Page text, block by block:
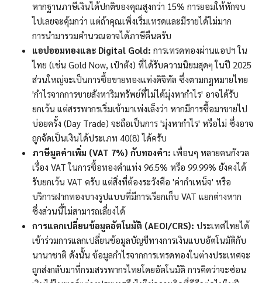
หากฐานภาษีเงินได้ปกติของคุณสูงกว่า 15% การยอมให้หักจบ
ไปเลยจะคุ้มกว่า แต่ถ้าคุณเพิ่งเริ่มเทรดและมีรายได้ไม่มาก
การนำมารวมคำนวณอาจได้ภาษีคืนครับ
แอปออมทองและ Digital Gold: การเทรดทองผ่านแอปฯ ใน
ไทย (เช่น Gold Now, เป๋าตัง) ที่ได้รับความนิยมสุดๆ ในปี 2025
ส่วนใหญ่จะเป็นการซื้อขายทองแท่งดิจิทัล ซึ่งตามกฎหมายไทย
'กำไรจากการขายสังหาริมทรัพย์ที่ไม่ได้มุ่งหากำไร' อาจได้รับ
ยกเว้น แต่สรรพากรเริ่มเข้ามาเพ่งเล็งว่า หากมีการซื้อมาขายไป
บ่อยครั้ง (Day Trade) จะถือเป็นการ 'มุ่งหากำไร' หรือไม่ ซึ่งอาจ
ถูกจัดเป็นเงินได้ประเภท 40(8) ได้ครับ
ภาษีมูลค่าเพิ่ม (VAT 7%) กับทองคำ: เพื่อนๆ หลายคนกังวล
เรื่อง VAT ในการซื้อทองคำแท่ง 96.5% หรือ 99.99% ยังคงได้
รับยกเว้น VAT ครับ แต่สิ่งที่ต้องระวังคือ 'ค่ากำเหน็จ' หรือ
บริการฝากทองบางรูปแบบที่มีการเรียกเก็บ VAT แยกต่างหาก
ซึ่งส่วนนี้ไม่สามารถเลี่ยงได้
การแลกเปลี่ยนข้อมูลอัตโนมัติ (AEOI/CRS): ประเทศไทยได้
เข้าร่วมการแลกเปลี่ยนข้อมูลบัญชีทางการเงินแบบอัตโนมัติกับ
นานาชาติ ดังนั้น ข้อมูลกำไรจากการเทรดทองในต่างประเทศจะ
ถูกส่งกลับมาที่กรมสรรพากรไทยโดยอัตโนมัติ การคิดว่าจะซ่อน